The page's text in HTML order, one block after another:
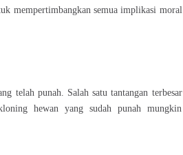
mempertimbangkan semua implikasi moral
telah punah. Salah satu tantangan terbesar
hewan yang sudah punah mungkin